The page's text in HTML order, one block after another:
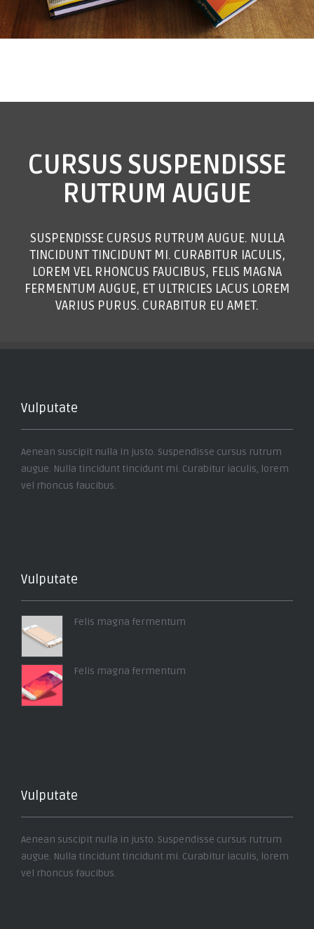
CURSUSSUSPENDISSE
RUTRUM AUGUE
SUSPENDISSE CURSUS RUTRUM AUGUE. NULLA
TINCIDUNT TINCIDUNT MI. CURABITUR IACULIS,
LOREM VEL RHONCUS FAUCIBUS, FELIS MAGNA
FERMENTUM AUGUE, ET ULTRICIES LACUS LOREM
VARIUS PURUS. CURABITUR EU AMET.
Vulputate
Aenean suscipit nulla in justo. Suspendisse cursus rutrum
augue. Nulla tincidunt tincidunt mi. Curabitur iaculis, lorem
vel rhoncus faucibus.
Vulputate
Felis magna fermentum
Felis magna fermentum
Vulputate
Aenean suscipit nulla in justo. Suspendisse cursus rutrum
augue. Nulla tincidunt tincidunt mi. Curabitur iaculis, lorem
vel rhoncus faucibus.